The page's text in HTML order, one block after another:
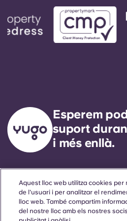
Esperem
suport
i més enllà.
LlenguaUbicacionsSobre
Aquest lloc web utilitza cookies
de l'usuari i per analitzar el
lloc web. També compartim
del nostre lloc amb els nostres